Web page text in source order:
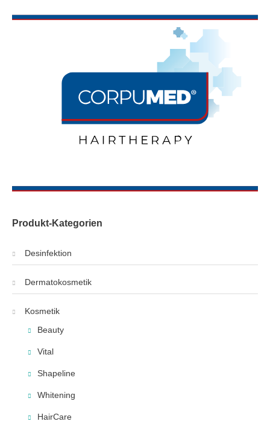
Produkt-Kategorien
Desinfektion
Dermatokosmetik
Kosmetik
Beauty
Vital
Shapeline
Whitening
HairCare